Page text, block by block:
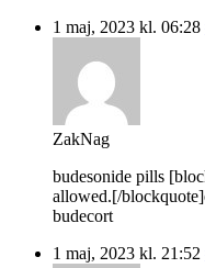
1 maj, 2023 kl. 06:28
ZakNag
budesonide pills
allowed.[/
budecort
1 maj, 2023 kl. 21:52